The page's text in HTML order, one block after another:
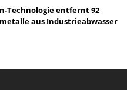
Technologie entfernt 92
aus Industrieabwasser